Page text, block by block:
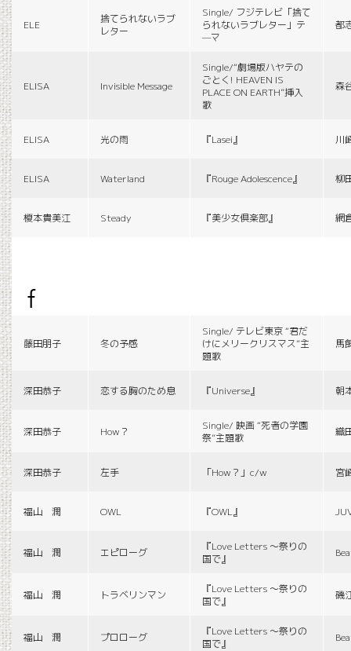
ELE
捨てられないラブ
レター
Single/ フジテレビ「捨て
られないラブレター」テ
—マ
都
ELISA Invisible Message
Single/“劇場版ハヤテの
ごとく! HEAVEN IS
PLACE ON EARTH”挿入
歌
森
ELISA 光の雨 『Lasei』 川
ELISA Waterland 『Rouge Adolescence』 柳
榎本貴美江 Steady 『美少女倶楽部』 網
f
藤田朋子 冬の予感
Single/ テレビ東京 “君だ
けにメリークリスマス”主
題歌
馬
深田恭子 恋する胸のため息 『Universe』 朝
深田恭子 How？
Single/ 映画 “死者の学園
祭”主題歌
織
深田恭子 左手 「How？」c/w 宮
福山 潤 OWL 『OWL』
福山 潤 エピローグ
『Love Letters 〜祭りの
国で』
福山 潤 トラベリンマン
『Love Letters 〜祭りの
国で』
磯
福山 潤 プロローグ
『Love Letters 〜祭りの
国で』